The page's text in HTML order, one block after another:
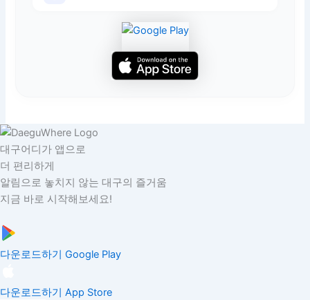
대구어디가 앱으로
더 편리하게
알림으로 놓치지 않는 대구의 즐거움
지금 바로 시작해보세요!
다운로드하기 Google Play
다운로드하기 App Store